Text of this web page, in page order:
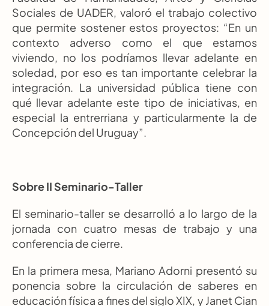
Sociales de UADER, valoró el trabajo colectivo
que permite sostener estos proyectos: “En un
contexto adverso como el que estamos
viviendo, no los podríamos llevar adelante en
soledad, por eso es tan importante celebrar la
integración. La universidad pública tiene con
qué llevar adelante este tipo de iniciativas, en
especial la entrerriana y particularmente la de
Concepción del Uruguay”.
Sobre II Seminario-Taller
El seminario-taller se desarrolló a lo largo de la
jornada con cuatro mesas de trabajo y una
conferencia de cierre.
En la primera mesa, Mariano Adorni presentó su
ponencia sobre la circulación de saberes en
educación física a fines del siglo XIX, y Janet Cian